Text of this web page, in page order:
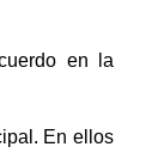
en la
En ellos